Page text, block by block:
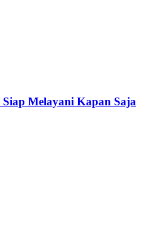
Siap Melayani Kapan Saja